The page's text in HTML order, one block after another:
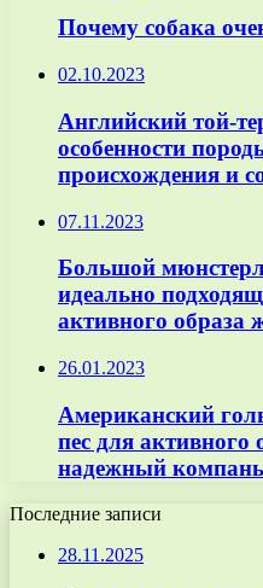
Почему собака
02.10.2023
Английский той-
особенности
происхождения и
07.11.2023
Большой
идеально
активного образа
26.01.2023
Американский
пес для активного
надежный
Последние записи
28.11.2025